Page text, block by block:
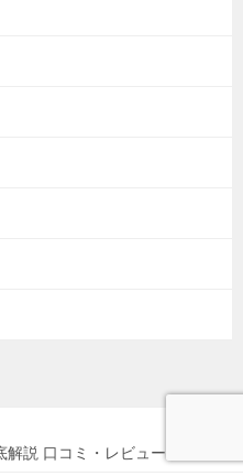
説 口コミ・レビューまとめ